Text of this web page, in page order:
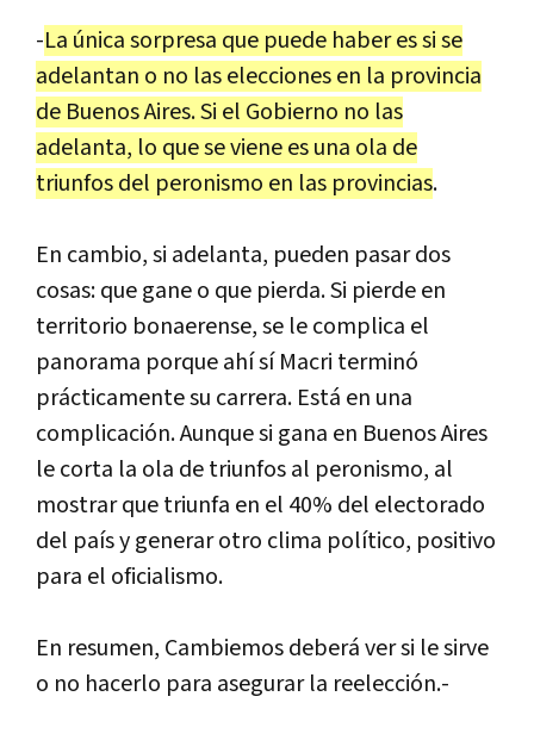
-La únicasorpresa que puede haberessise
adelantan o no laseleccionesen la provincia
de BuenosAires.Si el Gobierno no las
adelanta, lo quesevieneesuna ola de
triunfosdel peronismo en las provincias.
En cambio,si adelanta, pueden pasardos
cosas:queganeo que pierda.Si pierdeen
territorio bonaerense,se lecomplica el
panorama porqueahísíMacri terminó
prácticamentesu carrera. Está en una
complicación.Aunquesi gana en BuenosAires
lecorta la ola detriunfosal peronismo, al
mostrarquetriunfa en el 40% del electorado
del paísygenerarotro clima político, positivo
para el oficialismo.
En resumen, Cambiemosdeberáversi lesirve
o no hacerlo para asegurar la reelección.-